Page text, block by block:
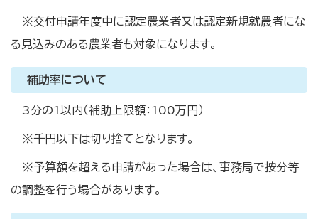
※交付申請年度中に認定農業者又は認定新規就農者にな
る見込みのある農業者も対象になります。
補助率について
3分の1以内（補助上限額：100万円）
※千円以下は切り捨てとなります。
※予算額を超える申請があった場合は、事務局で按分等
の調整を行う場合があります。